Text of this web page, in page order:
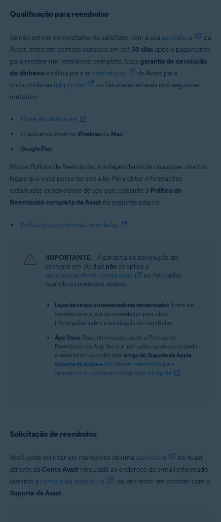
Qualificação para reembolso
Se não estiver completamente satisfeito com a sua assinatura
da
Avast, entre em contato conosco em até 30 dias após o pagamento
para receber um reembolso completo. Essa garantia de devolução
do dinheiro é válida para as assinaturas
da Avast para
consumidores adquiridas
ou faturadas através dos seguintes
métodos:
O site oficial da Avast
.
O aplicativo Avast no Windows ou Mac.
Google Play.
Nossa Política de Reembolso é independente de quaisquer direitos
legais que você possa ter sob a lei. Para obter informações
detalhadas dependendo de seu país, consulte a Política de
Reembolso completa da Avast na seguinte página:
Política de cancelamento e reembolso
IMPORTANTE: A garantia de devolução do
dinheiro em 30 dias não se aplica a
assinaturas Avast compradas
ou faturadas
usando os métodos abaixo:
Lojas de varejo ou revendedores terceirizados: Entre em
contato com a loja ou revendedor para obter
informações sobre a solicitação de reembolso.
App Store: Para informações sobre a Política de
Reembolso da App Store e instruções sobre como pedir
o reembolso, consulte este artigo do Suporte da Apple:
Suporte da Apple ▸ Solicite um reembolso para
aplicativos ou conteúdo comprados da Apple
.
Solicitação de reembolso
Você pode solicitar um reembolso de uma assinatura
da Avast
através da Conta Avastvinculada ao endereço de e-mail informado
durante a compra da assinatura
, ou entrando em contato com o
Suporte da Avast.